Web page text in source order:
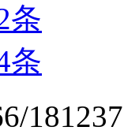
条
条